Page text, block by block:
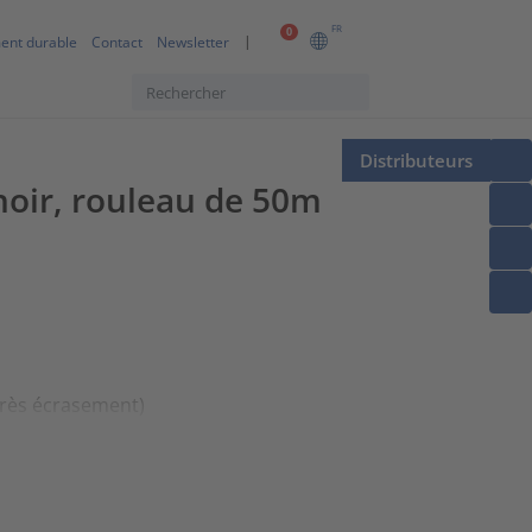
0 FR
durable Contact Newsletter
Distributeurs
rouleau de 50m
écrasement)